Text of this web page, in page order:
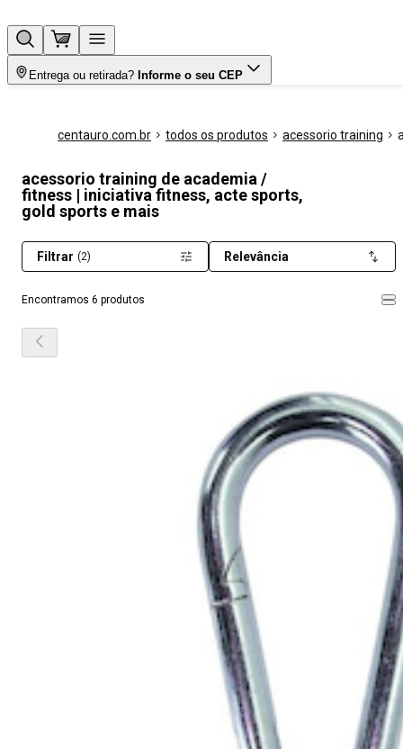
Entrega ou retirada? Informe o seu CEP
centauro.com.br todos os produtos acessorio training
acessorio training de academia /
fitness | iniciativa fitness, acte sports,
gold sports e mais
Encontramos 6 produtos
Filtrar (2) Relevância